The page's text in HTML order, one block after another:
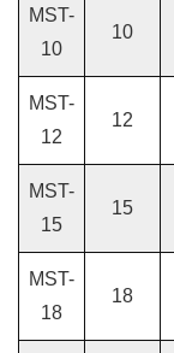
MST-
10
10
MST-
12
12
MST-
15
15
MST-
18
18